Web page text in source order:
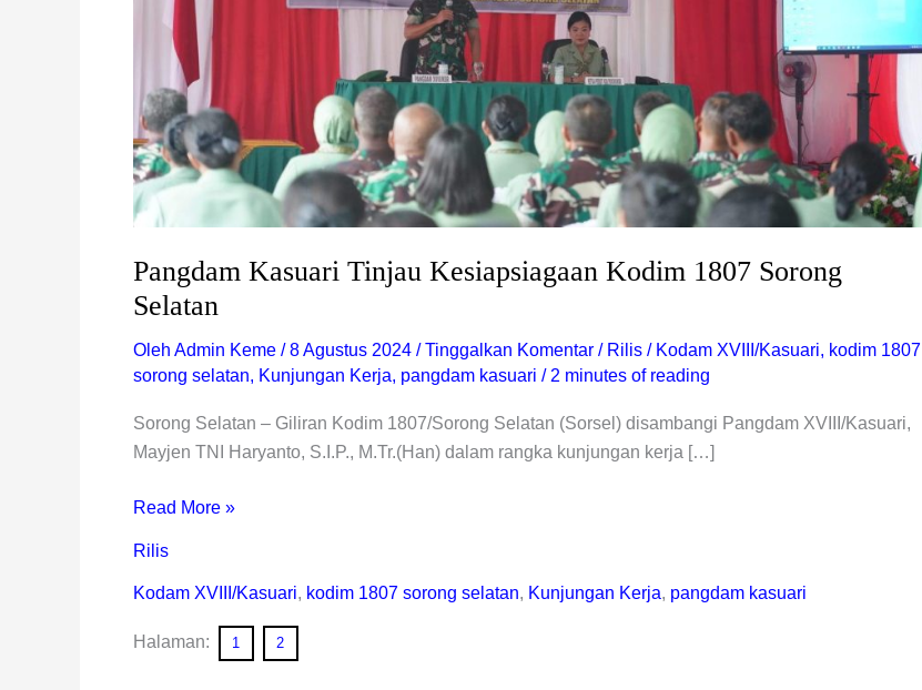
Pangdam Kasuari Tinjau Kesiapsiagaan Kodim 1807 Sorong
Selatan
Oleh Admin Keme /8 Agustus 2024 /Tinggalkan Komentar / Rilis / Kodam XVIII/Kasuari, kodim 1807
sorong selatan, Kunjungan Kerja, pangdam kasuari / 2 minutes of reading
Sorong Selatan – Giliran Kodim 1807/Sorong Selatan (Sorsel) disambangi Pangdam XVIII/Kasuari,
Mayjen TNI Haryanto, S.I.P., M.Tr.(Han) dalam rangka kunjungan kerja […]
Read More »
Rilis
Kodam XVIII/Kasuari, kodim 1807 sorong selatan, Kunjungan Kerja, pangdam kasuari
Halaman: 1 2